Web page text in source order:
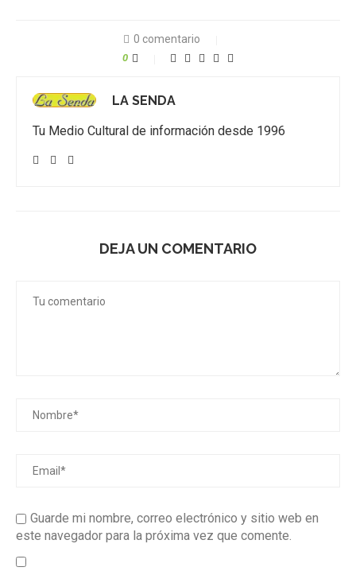
0 comentario
0
LA SENDA
Tu Medio Cultural de información desde 1996
DEJA UN COMENTARIO
Guarde mi nombre, correo electrónico y sitio web en
este navegador para la próxima vez que comente.